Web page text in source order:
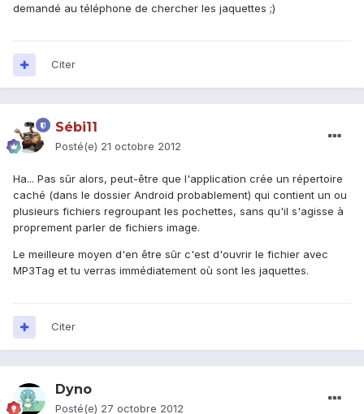
demandé au téléphone de chercher les jaquettes ;)
Citer
Sébi11
Posté(e) 21 octobre 2012
Ha... Pas sûr alors, peut-être que l'application crée un répertoire
caché (dans le dossier Android probablement) qui contient un ou
plusieurs fichiers regroupant les pochettes, sans qu'il s'agisse à
proprement parler de fichiers image.
Le meilleure moyen d'en être sûr c'est d'ouvrir le fichier avec
MP3Tag et tu verras immédiatement où sont les jaquettes.
Citer
Dyno
Posté(e) 27 octobre 2012